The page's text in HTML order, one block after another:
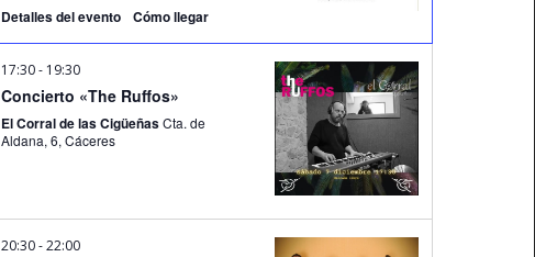
Detalles del evento Cómo llegar
Concierto «The Ruffos»
17:30- 19:30
El Corral de las CigüeñasCta. de
Aldana, 6, Cáceres
20:30-22:00